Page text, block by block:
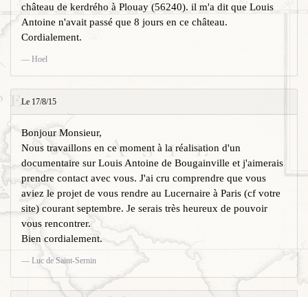
château de kerdrého à Plouay (56240). il m'a dit que Louis
Antoine n'avait passé que 8 jours en ce château.
Cordialement.
Hoel
Le 17/8/15
Bonjour Monsieur,
Nous travaillons en ce moment à la réalisation d'un
documentaire sur Louis Antoine de Bougainville et j'aimerais
prendre contact avec vous. J'ai cru comprendre que vous
aviez le projet de vous rendre au Lucernaire à Paris (cf votre
site) courant septembre. Je serais très heureux de pouvoir
vous rencontrer.
Bien cordialement.
Luc de Saint-Sernin